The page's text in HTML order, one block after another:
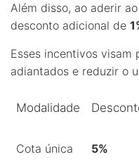
Além disso, ao aderir ao
desconto adicional de
Esses incentivos visam
adiantados e reduzir o
Modalidade
Cota única 5%